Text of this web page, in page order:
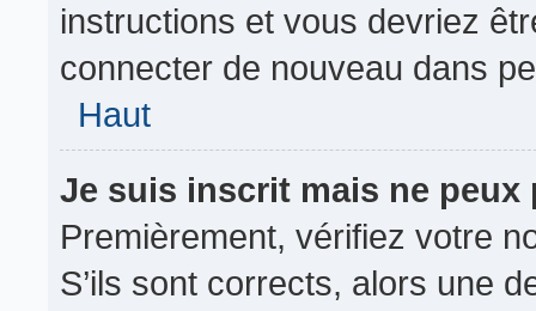
instructions et vous devriez
connecter de nouveau dans
Haut
Je suis inscrit mais ne peux
Premièrement, vérifiez votre
S’ils sont corrects, alors une